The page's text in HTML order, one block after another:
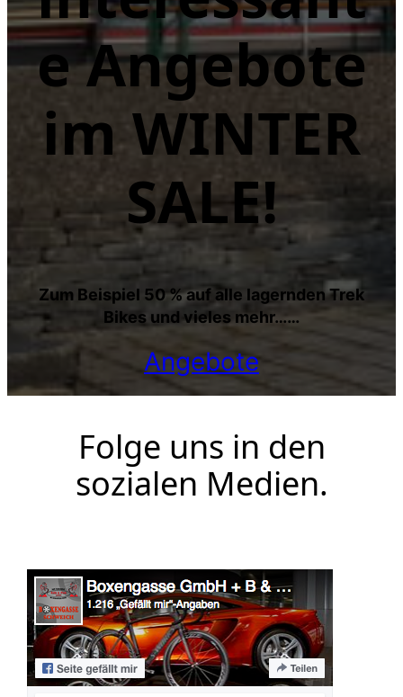
e Angebote
im WINTER
SALE!
Zum Beispiel 50 % auf alle lagernden Trek
Bikes und vieles mehr……
Angebote
Folge uns in den
sozialen Medien.